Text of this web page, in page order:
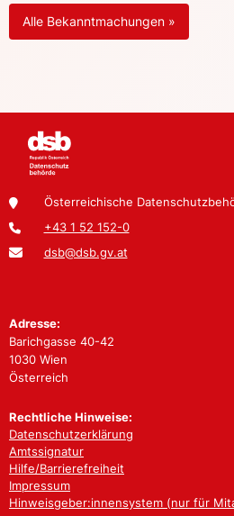
Alle Bekanntmachungen »
Österreichische
+43 1 52 152-0
dsb@dsb.gv.at
Adresse:
Barichgasse 40-42
1030 Wien
Österreich
Rechtliche Hinweise:
Datenschutzerklärung
Amtssignatur
Hilfe/Barrierefreiheit
Impressum
Hinweisgeber:innensystem (nur für